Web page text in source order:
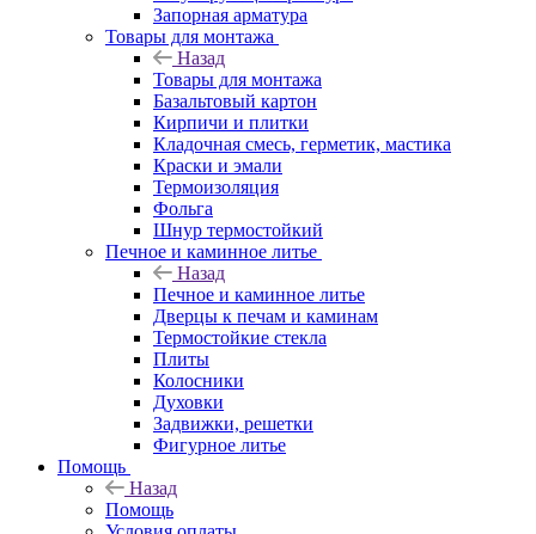
Запорная арматура
Товары для монтажа
Назад
Товары для монтажа
Базальтовый картон
Кирпичи и плитки
Кладочная смесь, герметик, мастика
Краски и эмали
Термоизоляция
Фольга
Шнур термостойкий
Печное и каминное литье
Назад
Печное и каминное литье
Дверцы к печам и каминам
Термостойкие стекла
Плиты
Колосники
Духовки
Задвижки, решетки
Фигурное литье
Помощь
Назад
Помощь